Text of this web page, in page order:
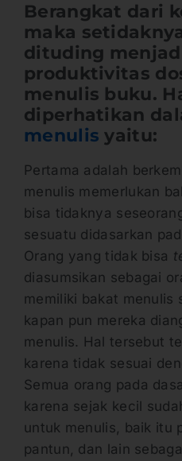
Berangkat dari
maka
dituding
produktivitas
menulis buku.
diperhatikan
menulis yaitu:
Pertama adalah
menulis memerlukan
bisa tidaknya
sesuatu didasarkan
Orang yang tidak bisa
diasumsikan sebagai
memiliki bakat menulis
kapan pun mereka
menulis. Hal tersebut
karena tidak sesuai
Semua orang pada
karena sejak kecil
untuk menulis, baik itu
pantun, dan lain